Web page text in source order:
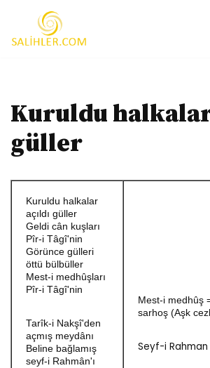
İçeriğe
Kuruldu halkalar
güller
Kuruldu halkalar
açıldı güller
Geldi cân kuşları
Pîr-i Tâgî'nin
Görünce gülleri
öttü bülbüller
Mest-i medhûşları
Pîr-i Tâgî'nin
Tarîk-i Nakşî'den
açmış meydânı
Beline bağlamış
seyf-i Rahmân'ı
Mest-i medhûş
sarhoş (Aşk
Seyf-i Rahman